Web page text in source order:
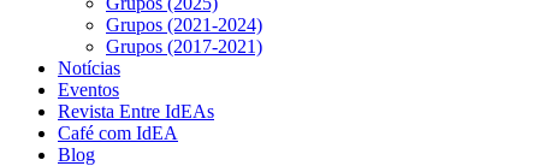
Grupos (2021-2024)
Grupos (2017-2021)
Notícias
Eventos
Revista Entre IdEAs
Café com IdEA
Blog